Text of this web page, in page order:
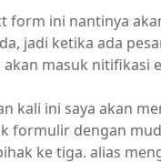
form ini nantinya
jadi ketika ada
masuk nitifikasi
kali ini saya akan
formulir dengan
ke tiga. alias